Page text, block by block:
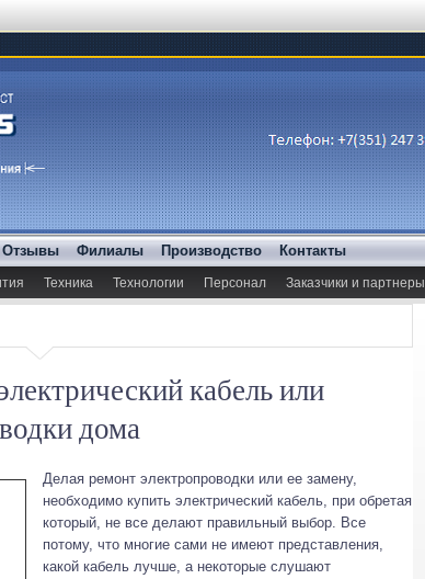
Отзывы Филиалы Производство Контакты
Техника Технологии Персонал Заказчики и партнеры
кабель или
дома
Делая ремонт электропроводки или ее замену,
необходимо купить электрический кабель, при обретая
который, не все делают правильный выбор. Все
потому, что многие сами не имеют представления,
какой кабель лучше, а некоторые слушают